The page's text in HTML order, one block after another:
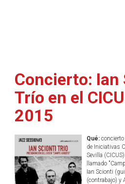
Concierto: Ian
Trío en el
2015
Qué:concierto
de Iniciativas
Sevilla
llamado
Ian Scionti
(contrabajo) y